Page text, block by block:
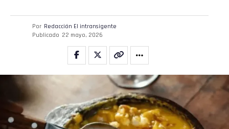
Por Redacción El intransigente
Publicado 22 mayo, 2026